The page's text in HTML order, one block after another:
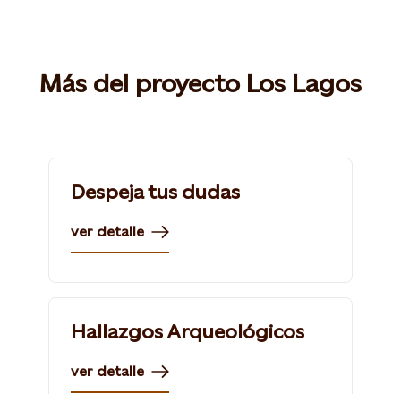
Más del proyecto Los Lagos
Despeja tus dudas
ver detalle
Hallazgos Arqueológicos
ver detalle